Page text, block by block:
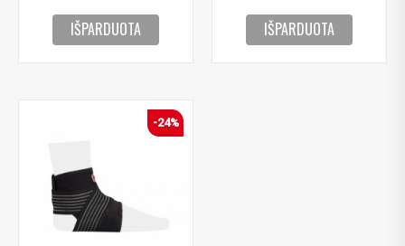
IŠPARDUOTA IŠPARDUOTA
-24%